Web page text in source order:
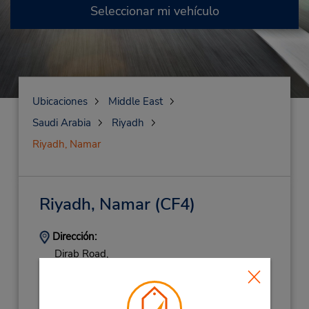
Seleccionar mi vehículo
Ubicaciones
Middle East
Saudi Arabia
Riyadh
Riyadh, Namar
Riyadh, Namar(CF4)
Dirección:
Dirab Road,
Saudi Arabia